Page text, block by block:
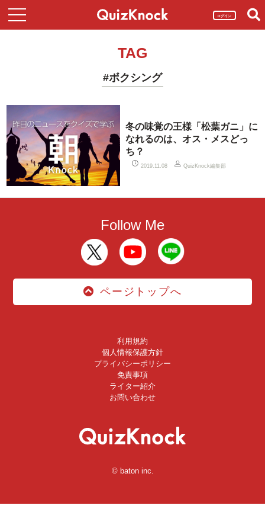
ログイン
TAG
#ボクシング
冬の味覚の王様「松葉ガニ」に
なれるのは、オス・メスどっ
ち？
2019.11.08 QuizKnock編集部
Follow Me
ページトップへ
利用規約
個人情報保護方針
プライバシーポリシー
免責事項
ライター紹介
お問い合わせ
© baton inc.